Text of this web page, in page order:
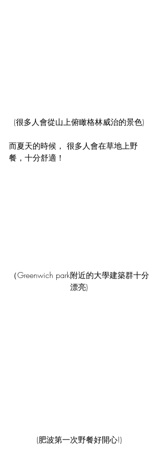
(很多人會從山上俯瞰格林威治的景色)
而夏天的時候， 很多人會在草地上野
餐，十分舒適！
（Greenwich park附近的大學建築群十分
漂亮)
(肥波第一次野餐好開心!)